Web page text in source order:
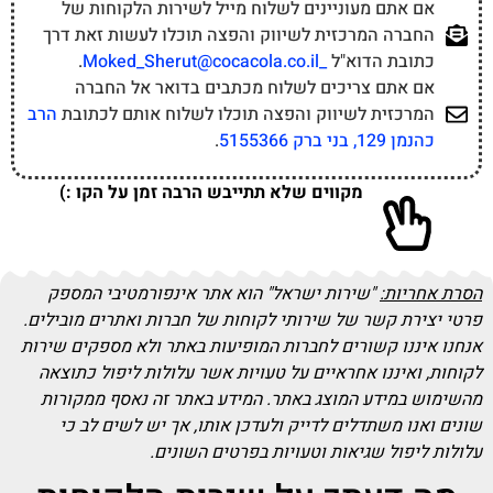
אם אתם מעוניינים לשלוח מייל לשירות הלקוחות של
החברה המרכזית לשיווק והפצה תוכלו לעשות זאת דרך
כתובת הדוא"ל_Moked_Sherut@cocacola.co.il
.
אם אתם צריכים לשלוח מכתבים בדואר אל החברה
המרכזית לשיווק והפצה תוכלו לשלוח אותם לכתובת הרב
כהנמן 129, בני ברק 5155366
.
מקווים שלא תתייבש הרבה זמן על הקו :)
הסרת אחריות:"שירות ישראל" הוא אתר אינפורמטיבי המספק
פרטי יצירת קשר של שירותי לקוחות של חברות ואתרים מובילים.
אנחנו איננו קשורים לחברות המופיעות באתר ולא מספקים שירות
לקוחות, ואיננו אחראיים על טעויות אשר עלולות ליפול כתוצאה
מהשימוש במידע המוצג באתר. המידע באתר זה נאסף ממקורות
שונים ואנו משתדלים לדייק ולעדכן אותו, אך יש לשים לב כי
עלולות ליפול שגיאות וטעויות בפרטים השונים.